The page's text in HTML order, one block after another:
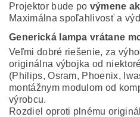
Projektor bude po výmene
Maximálna spoľahlivosť a
Generická lampa vrátane
Veľmi dobré riešenie, za
originálna výbojka od
(Philips, Osram, Phoenix,
montážnym modulom od
výrobcu.
Rozdiel oproti plnému